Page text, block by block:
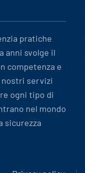
pratiche
anni svolge il
competenza e
servizi
ogni tipo di
nel mondo
sicurezza